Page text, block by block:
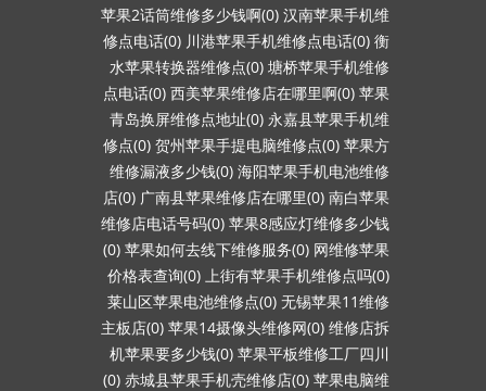
苹果2话筒维修多少钱啊(0) 汉南苹果手机维
修点电话(0) 川港苹果手机维修点电话(0) 衡
水苹果转换器维修点(0) 塘桥苹果手机维修
点电话(0) 西美苹果维修店在哪里啊(0) 苹果
青岛换屏维修点地址(0) 永嘉县苹果手机维
修点(0) 贺州苹果手提电脑维修点(0) 苹果方
维修漏液多少钱(0) 海阳苹果手机电池维修
店(0) 广南县苹果维修店在哪里(0) 南白苹果
维修店电话号码(0) 苹果8感应灯维修多少钱
(0) 苹果如何去线下维修服务(0) 网维修苹果
价格表查询(0) 上街有苹果手机维修点吗(0)
莱山区苹果电池维修点(0) 无锡苹果11维修
主板店(0) 苹果14摄像头维修网(0) 维修店拆
机苹果要多少钱(0) 苹果平板维修工厂四川
(0) 赤城县苹果手机壳维修店(0) 苹果电脑维